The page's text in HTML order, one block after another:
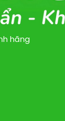
hãng